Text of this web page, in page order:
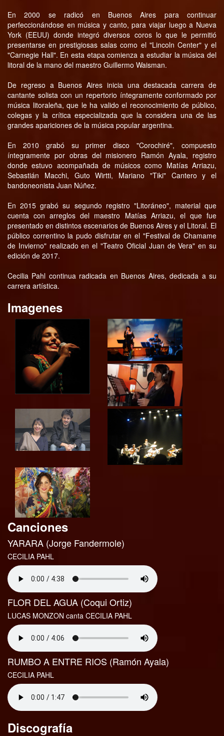
En 2000 se radicó en Buenos Aires para continuar
perfeccionándose en música y canto, para viajar luego a Nueva
York (EEUU) donde integró diversos coros lo que le permitió
presentarse en prestigiosas salas como el "Lincoln Center" y el
"Carnegie Hall". En esta etapa comienza a estudiar la música del
litoral de la mano del maestro Guillermo Waisman.
De regreso a Buenos Aires inicia una destacada carrera de
cantante solista con un repertorio íntegramente conformado por
música litoraleña, que le ha valido el reconocimiento de público,
colegas y la crítica especializada que la considera una de las
grandes apariciones de la música popular argentina.
En 2010 grabó su primer disco "Corochiré", compuesto
íntegramente por obras del misionero Ramón Ayala, registro
donde estuvo acompañada de músicos como Matías Arriazu,
Sebastián Macchi, Guto Wirtti, Mariano "Tiki" Cantero y el
bandoneonista Juan Núñez.
En 2015 grabó su segundo registro "Litoráneo", material que
cuenta con arreglos del maestro Matías Arriazu, el que fue
presentado en distintos escenarios de Buenos Aires y el Litoral. El
público correntino la pudo disfrutar en el "Festival de Chamame
de Invierno" realizado en el "Teatro Oficial Juan de Vera" en su
edición de 2017.
Cecilia Pahl continua radicada en Buenos Aires, dedicada a su
carrera artística.
Imagenes
Canciones
YARARA (Jorge Fandermole)
CECILIA PAHL
FLOR DEL AGUA (Coqui Ortiz)
LUCAS MONZON canta CECILIA PAHL
RUMBO A ENTRE RIOS (Ramón Ayala)
CECILIA PAHL
Discografía